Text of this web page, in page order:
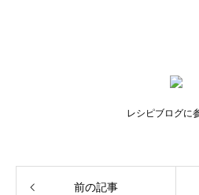
レシピブログに
前の記事